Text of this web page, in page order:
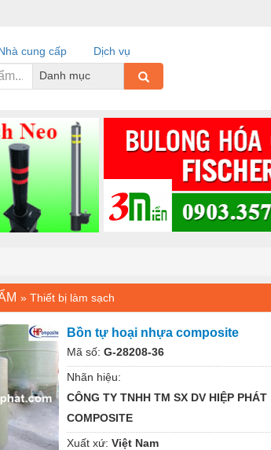
cung cấp
Dịch vụ
Danh mục
» Thiết bị làm sạch
Bồn tự hoại nhựa composite
Mã số: G-28208-36
Nhãn hiệu:
CÔNG TY TNHH TM SX DV HIỆP PHÁT
COMPOSITE
Xuất xứ: Việt Nam